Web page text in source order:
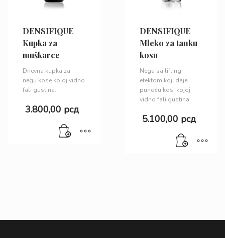
DENSIFIQUE
Kupka za
muškarce
Dnevna kupka za
negu kose kojoj vidno
fali gustina.
3.800,00 рсд
DENSIFIQUE
Mleko za tanku
kosu
Nega sa lifting
efektom koji daje
punoću kosi kojoj
vidno fali gustina.
5.100,00 рсд